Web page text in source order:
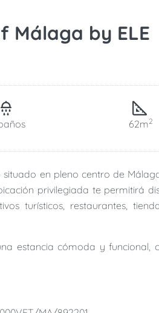
Málaga by ELE
62m2
en pleno centro de
privilegiada te permitirá
turísticos, restaurantes,
estancia cómoda y funcional,
en pareja como para
agradable en la ciudad.